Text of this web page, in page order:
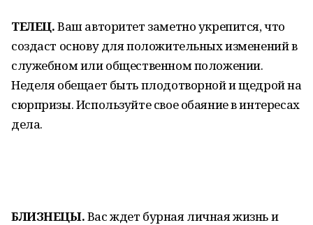
ТЕЛЕЦ.Ваш авторитет заметно укрепится, что
создаст основу для положительных изменений в
служебном или общественном положении.
Неделя обещает быть плодотворной и щедрой на
сюрпризы. Используйте свое обаяние в интересах
дела.
БЛИЗНЕЦЫ.Вас ждет бурная личная жизнь и